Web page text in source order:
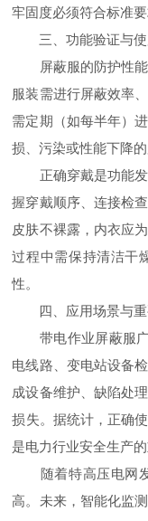
牢固度必须符合标准
三、功能验证与使
屏蔽服的防护性能
服装需进行屏蔽效率
需定期（如每半年）
损、污染或性能下降
正确穿戴是功能发
握穿戴顺序、连接检
皮肤不裸露，内衣应
过程中需保持清洁干
性。
四、应用场景与重
带电作业屏蔽服广
电线路、变电站设备
成设备维护、缺陷处
损失。据统计，正确
是电力行业安全生产的
随着特高压电网发
高。未来，智能化监